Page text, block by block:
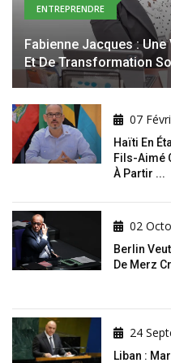
ENTREPRENDRE
Fabienne Jacques :
Et De Transformation
07
Haïti En
Fils-Aimé
À Partir ...
02
Berlin
De Merz
24
Liban :